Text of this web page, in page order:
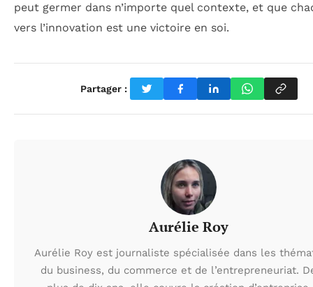
peut germer dans n’importe quel contexte, et que
vers l’innovation est une victoire en soi.
Partager :
Aurélie Roy
Aurélie Roy est journaliste spécialisée dans les
du business, du commerce et de l’entrepreneuriat.